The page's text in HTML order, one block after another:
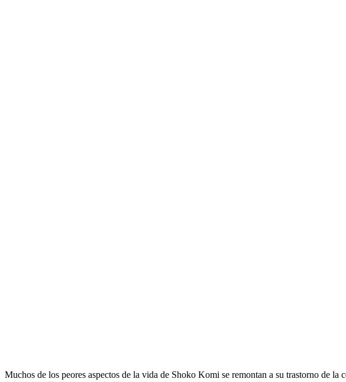
Muchos de los peores aspectos de la vida de Shoko Komi se remontan a su trastorno de